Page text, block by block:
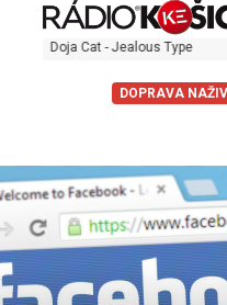
Cat - Jealous Type
DOPRAVA